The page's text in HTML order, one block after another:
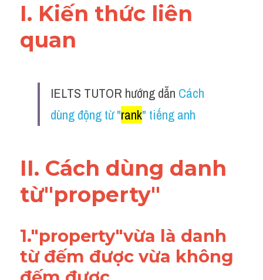
I. Kiến thức liên
quan
IELTS TUTOR hướng dẫn Cách
dùng động từ "rank" tiếng anh
II. Cách dùng danh
từ"property"
1."property"vừa là danh
từ đếm được vừa không